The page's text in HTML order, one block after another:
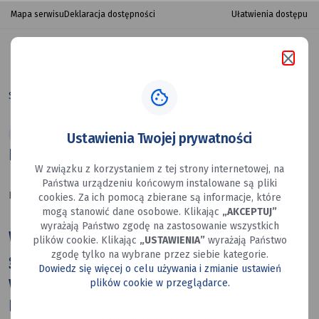
przejdź do nawigacji strony
przejdź do treści strony
przejdź do stopki strony
ECO
MYSŁO
w Mysłowicach
Mapa serwisu Deklaracja dostępności Ułatwienia dostępu
Strona główna ECO MYSŁO RIDE w Mysłowicach
ECO MYSŁO RIDE w Mysłowicach
Data utworzenia: 08.09.2025
W Mysłowicach 21 września br. o
godzinie 14:00 odbędzie się sportowe
wydarzenie ECO MYSŁO RIDE w ramach
Europejskiego Tygodnia Mobilności. Z
Ustawienia Twojej prywatności
W związku z korzystaniem z tej strony internetowej, na
Państwa urządzeniu końcowym instalowane są pliki
cookies. Za ich pomocą zbierane są informacje, które
mogą stanowić dane osobowe. Klikając „AKCEPTUJ”
wyrażają Państwo zgodę na zastosowanie wszystkich
plików cookie. Klikając „USTAWIENIA”wyrażają Państwo
zgodę tylko na wybrane przez siebie kategorie.
Dowiedz się więcej o celu używania i zmianie ustawień
plików cookie w przeglądarce.